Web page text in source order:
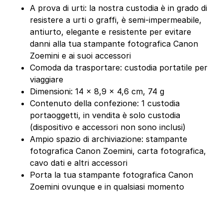
A prova di urti: la nostra custodia è in grado di
resistere a urti o graffi, è semi-impermeabile,
antiurto, elegante e resistente per evitare
danni alla tua stampante fotografica Canon
Zoemini e ai suoi accessori
Comoda da trasportare: custodia portatile per
viaggiare
Dimensioni: 14 x 8,9 x 4,6 cm, 74 g
Contenuto della confezione: 1 custodia
portaoggetti, in vendita è solo custodia
(dispositivo e accessori non sono inclusi)
Ampio spazio di archiviazione: stampante
fotografica Canon Zoemini, carta fotografica,
cavo dati e altri accessori
Porta la tua stampante fotografica Canon
Zoemini ovunque e in qualsiasi momento